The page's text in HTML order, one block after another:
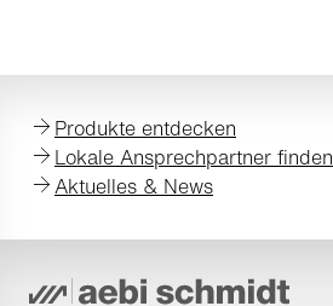
Produkte entdecken
Lokale Ansprechpartner finden
Aktuelles & News